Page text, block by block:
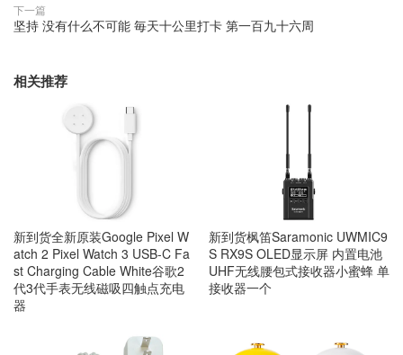
下一篇
坚持 没有什么不可能 毎天十公里打卡 第一百九十六周
相关推荐
新到货全新原装Google Pixel W
atch 2 Pixel Watch 3 USB-C Fa
st Charging Cable White谷歌2
代3代手表无线磁吸四触点充电
器
新到货枫笛Saramonic UWMIC9
S RX9S OLED显示屏 内置电池
UHF无线腰包式接收器小蜜蜂 单
接收器一个